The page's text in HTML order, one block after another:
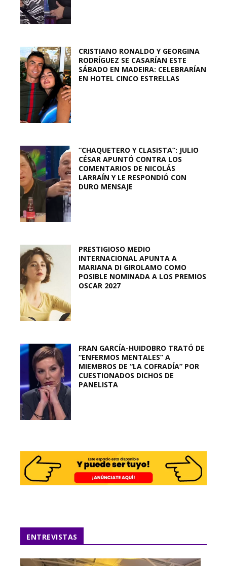
CRISTIANO RONALDO Y GEORGINA
RODRÍGUEZ SE CASARÍAN ESTE
SÁBADO EN MADEIRA: CELEBRARÍAN
EN HOTEL CINCO ESTRELLAS
“CHAQUETERO Y CLASISTA”: JULIO
CÉSAR APUNTÓ CONTRA LOS
COMENTARIOS DE NICOLÁS
LARRAÍN Y LE RESPONDIÓ CON
DURO MENSAJE
PRESTIGIOSO MEDIO
INTERNACIONAL APUNTA A
MARIANA DI GIROLAMO COMO
POSIBLE NOMINADA A LOS PREMIOS
OSCAR 2027
FRAN GARCÍA-HUIDOBRO TRATÓ DE
“ENFERMOS MENTALES” A
MIEMBROS DE “LA COFRADÍA” POR
CUESTIONADOS DICHOS DE
PANELISTA
ENTREVISTAS